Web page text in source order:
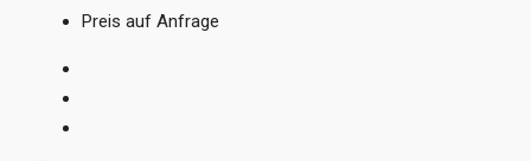
Preis auf Anfrage